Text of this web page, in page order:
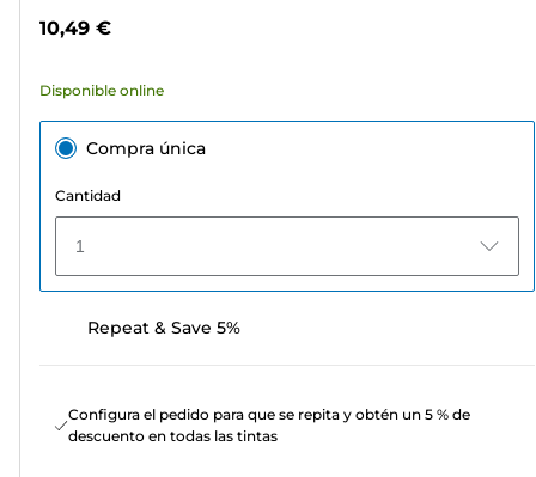
30
10,49 €
Disponible online
Compra única
Cantidad
1
Repeat & Save 5%
Configura el pedido para que se repita y obtén un 5 % de
descuento en todas las tintas